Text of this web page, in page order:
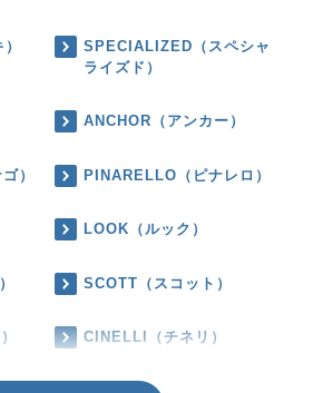
SPECIALIZED（スペシャ
ライズド）
ANCHOR（アンカー）
） PINARELLO（ピナレロ）
LOOK（ルック）
SCOTT（スコット）
CINELLI（チネリ）